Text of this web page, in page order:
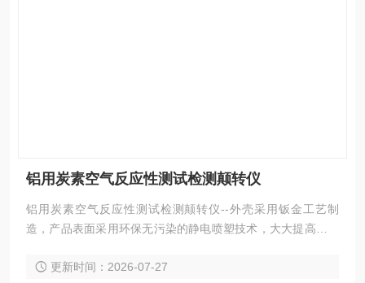
铝用炭素空气反应性测试检测颠转仪
铝用炭素空气反应性测试检测颠转仪--外壳采用钣金工艺制
造，产品表面采用环保无污染的静电喷塑技术，大大提高产品
件均严格测试，确保各项数据稳定，准确、可靠。采用可编程
更新时间：2026-07-27